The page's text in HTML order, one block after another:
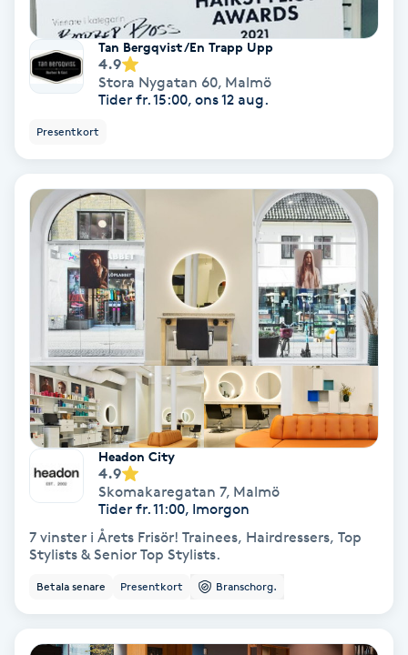
Diamantslipning
Enzympeeling
Extensions
Extensions borttagning
Eyeliner-tatuering
Face framing
Faceliftmassage
Fet hårbotten
Fettreducering
Fibromassage
Fillers
Fotmassage
Tan Bergqvist /En Trapp Upp
4.9
Stora Nygatan 60, Malmö
Tider fr. 15:00, ons 12 aug.
Presentkort
Headon City
4.9
Skomakaregatan 7, Malmö
Tider fr. 11:00, Imorgon
7 vinster i Årets Frisör! Trainees, Hairdressers, Top
Stylists & Senior Top Stylists.
Betala senare Presentkort Branschorg.